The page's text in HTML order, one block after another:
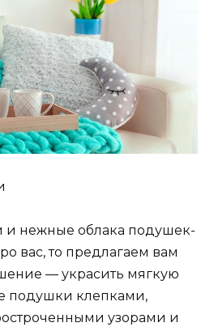
нежные облака подушек-
вас, то предлагаем вам
— украсить мягкую
подушки клепками,
узорами и